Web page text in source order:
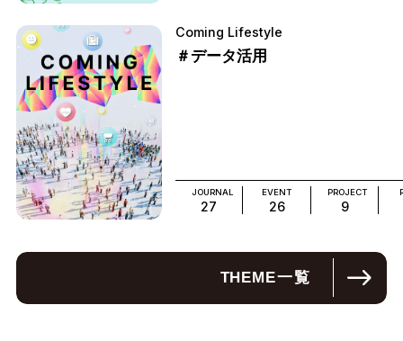
Coming Lifestyle
＃データ活用
JOURNAL
27
EVENT
26
PROJECT
9
THEME一覧